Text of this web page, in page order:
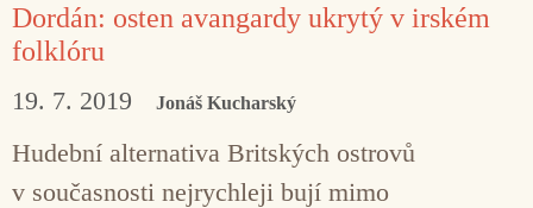
Dordán: osten avangardy ukrytý v irském
folklóru
19. 7. 2019 Jonáš Kucharský
Hudební alternativa Britských ostrovů
v současnosti nejrychleji bují mimo